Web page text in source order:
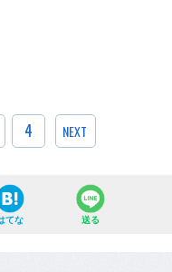
4 NEXT
てな 送る